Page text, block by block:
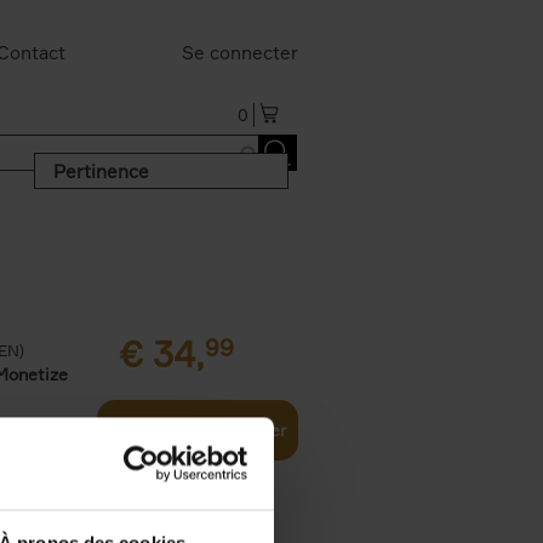
Se connecter
0
Pertinence
€ 34,99
Ajouter au panier